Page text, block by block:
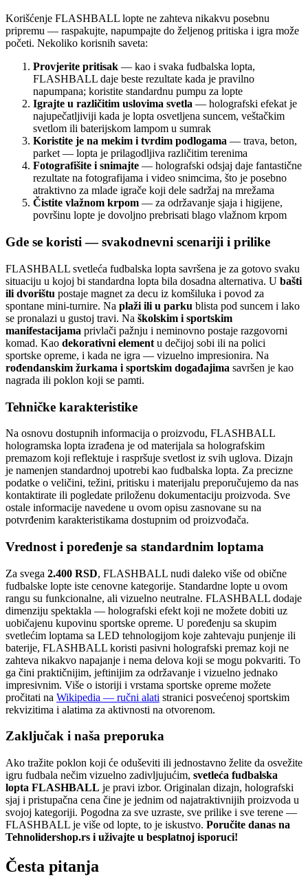
Korišćenje FLASHBALL lopte ne zahteva nikakvu posebnu
pripremu — raspakujte, napumpajte do željenog pritiska i igra može
početi. Nekoliko korisnih saveta:
Provjerite pritisak — kao i svaka fudbalska lopta,
FLASHBALL daje beste rezultate kada je pravilno
napumpana; koristite standardnu pumpu za lopte
Igrajte u različitim uslovima svetla — holografski efekat je
najupečatljiviji kada je lopta osvetljena suncem, veštačkim
svetlom ili baterijskom lampom u sumrak
Koristite je na mekim i tvrdim podlogama — trava, beton,
parket — lopta je prilagodljiva različitim terenima
Fotografišite i snimajte — holografski odsjaj daje fantastične
rezultate na fotografijama i video snimcima, što je posebno
atraktivno za mlade igrače koji dele sadržaj na mrežama
Čistite vlažnom krpom — za održavanje sjaja i higijene,
površinu lopte je dovoljno prebrisati blago vlažnom krpom
Gde se koristi — svakodnevni scenariji i prilike
FLASHBALL svetleća fudbalska lopta savršena je za gotovo svaku
situaciju u kojoj bi standardna lopta bila dosadna alternativa. U bašti
ili dvorištu postaje magnet za decu iz komšiluka i povod za
spontane mini-turnire. Na plaži ili u parku blista pod suncem i lako
se pronalazi u gustoj travi. Na školskim i sportskim
manifestacijama privlači pažnju i neminovno postaje razgovorni
komad. Kao dekorativni element u dečijoj sobi ili na polici
sportske opreme, i kada ne igra — vizuelno impresionira. Na
rođendanskim žurkama i sportskim događajima savršen je kao
nagrada ili poklon koji se pamti.
Tehničke karakteristike
Na osnovu dostupnih informacija o proizvodu, FLASHBALL
hologramska lopta izrađena je od materijala sa holografskim
premazom koji reflektuje i raspršuje svetlost iz svih uglova. Dizajn
je namenjen standardnoj upotrebi kao fudbalska lopta. Za precizne
podatke o veličini, težini, pritisku i materijalu preporučujemo da nas
kontaktirate ili pogledate priloženu dokumentaciju proizvoda. Sve
ostale informacije navedene u ovom opisu zasnovane su na
potvrđenim karakteristikama dostupnim od proizvođača.
Vrednost i poređenje sa standardnim loptama
Za svega 2.400 RSD, FLASHBALL nudi daleko više od obične
fudbalske lopte iste cenovne kategorije. Standardne lopte u ovom
rangu su funkcionalne, ali vizuelno neutralne. FLASHBALL dodaje
dimenziju spektakla — holografski efekt koji ne možete dobiti uz
uobičajenu kupovinu sportske opreme. U poređenju sa skupim
svetlećim loptama sa LED tehnologijom koje zahtevaju punjenje ili
baterije, FLASHBALL koristi pasivni holografski premaz koji ne
zahteva nikakvo napajanje i nema delova koji se mogu pokvariti. To
ga čini praktičnijim, jeftinijim za održavanje i vizuelno jednako
impresivnim. Više o istoriji i vrstama sportske opreme možete
pročitati na Wikipedia — ručni alati stranici posvećenoj sportskim
rekvizitima i alatima za aktivnosti na otvorenom.
Zaključak i naša preporuka
Ako tražite poklon koji će oduševiti ili jednostavno želite da osvežite
igru fudbala nečim vizuelno zadivljujućim, svetleća fudbalska
lopta FLASHBALL je pravi izbor. Originalan dizajn, holografski
sjaj i pristupačna cena čine je jednim od najatraktivnijih proizvoda u
svojoj kategoriji. Pogodna za sve uzraste, sve prilike i sve terene —
FLASHBALL je više od lopte, to je iskustvo. Poručite danas na
Tehnolidershop.rs i uživajte u besplatnoj isporuci!
Česta pitanja